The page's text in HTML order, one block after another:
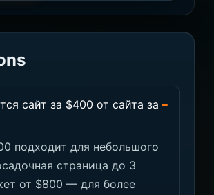
сайт за $400 от сайта за −
подходит для небольшого
страница до 3
от $800 — для более